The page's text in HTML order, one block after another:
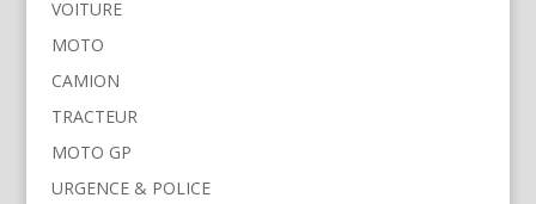
VOITURE
MOTO
CAMION
TRACTEUR
MOTO GP
URGENCE & POLICE